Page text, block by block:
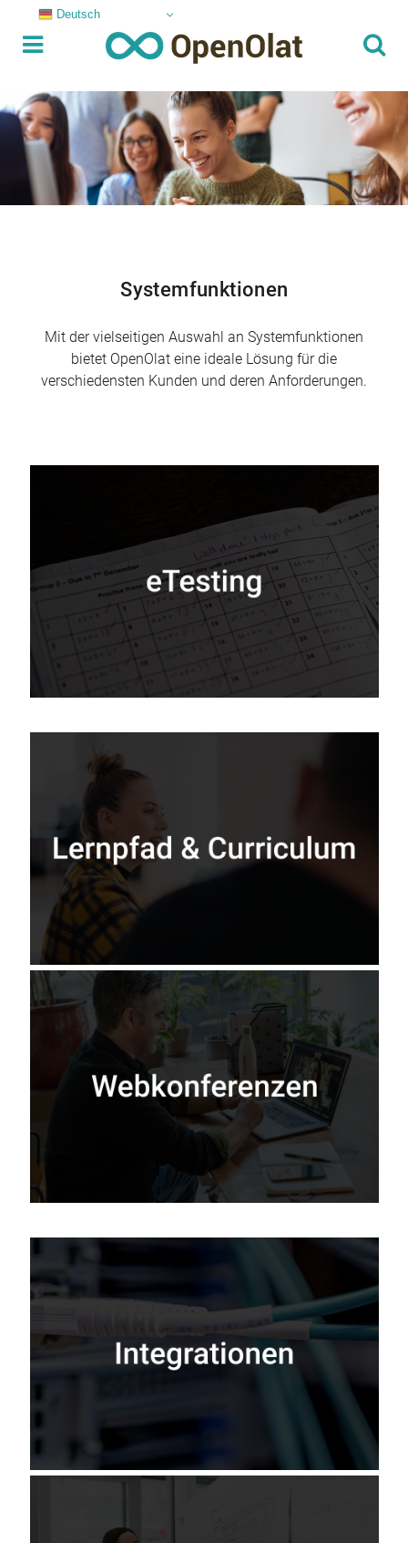
Systemfunktionen
Mit der vielseitigen Auswahl an Systemfunktionen
bietet OpenOlat eine ideale Lösung für die
verschiedensten Kunden und deren Anforderungen.
Deutsch